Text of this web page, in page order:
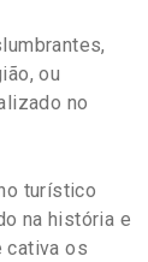
ou
no
turístico
na história e
cativa os